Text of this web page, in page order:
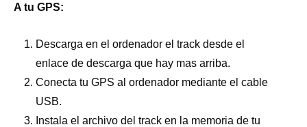
A tu GPS:
Descarga en el ordenador el track desde el
enlace de descarga que hay mas arriba.
Conecta tu GPS al ordenador mediante el cable
USB.
Instala el archivo del track en la memoria de tu